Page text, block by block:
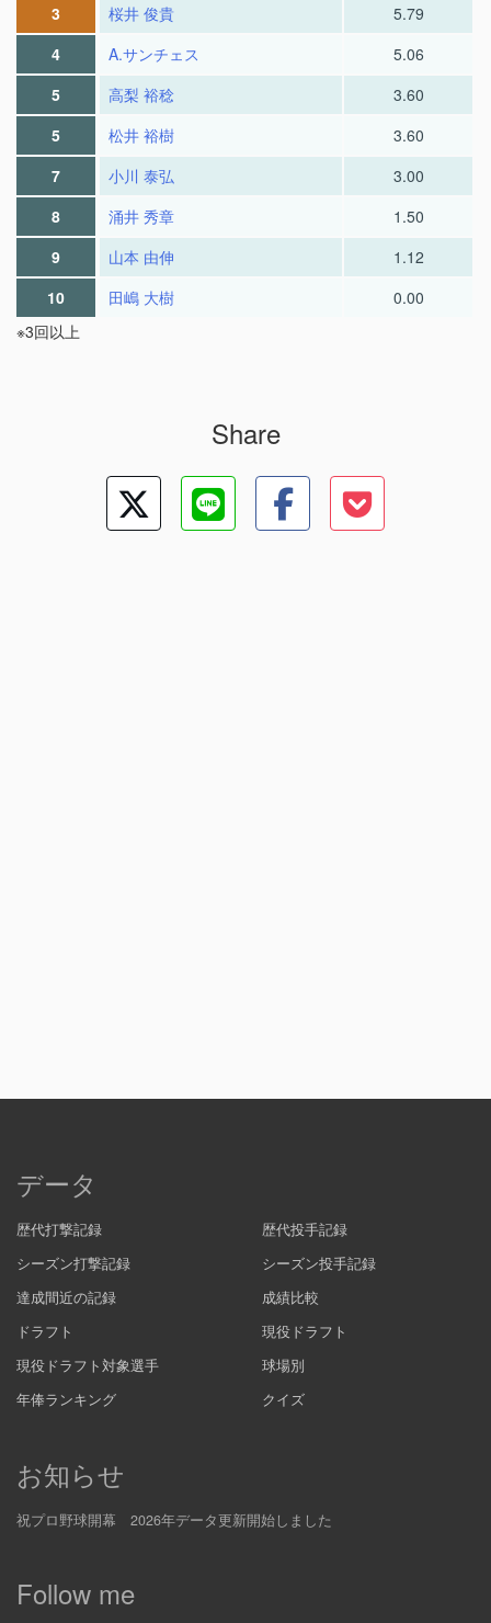
3
桜井 俊貴
5.79
4
A.サンチェス
5.06
5
高梨 裕稔
3.60
5
松井 裕樹
3.60
7
小川 泰弘
3.00
8
涌井 秀章
1.50
9
山本 由伸
1.12
10
田嶋 大樹
0.00
※3回以上
Share
データ
歴代打撃記録
歴代投手記録
シーズン打撃記録
シーズン投手記録
達成間近の記録
成績比較
ドラフト
現役ドラフト
現役ドラフト対象選手
球場別
年俸ランキング
クイズ
お知らせ
祝プロ野球開幕 2026年データ更新開始しました
Follow me